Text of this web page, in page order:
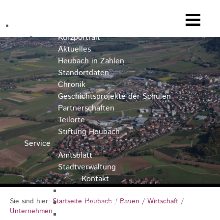
Kurzportrait
Aktuelles
Heubach in Zahlen
Standortdaten
Chronik
Geschichtsprojekte der Schulen
Partnerschaften
Teilorte
Stiftung Heubach
Service
Amtsblatt
Stadtverwaltung
Kontakt
Rathausteam
Organigramm
Sie sind hier: Startseite Heubach / Bauen / Wirtschaft /
Unternehmen